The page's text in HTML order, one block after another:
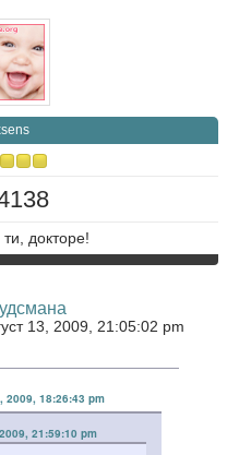
докторе!
13, 2009, 21:05:02 pm
2009, 18:26:43 pm
21:59:10 pm